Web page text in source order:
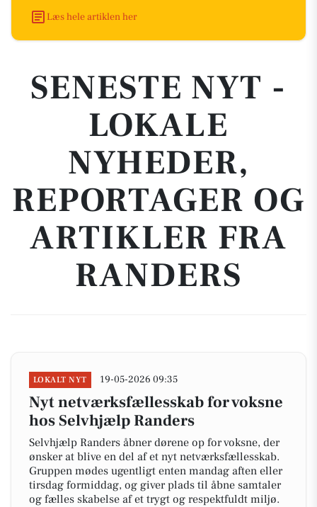
Læs hele artiklen her
SENESTE NYT -
LOKALE
NYHEDER,
REPORTAGER OG
ARTIKLER FRA
RANDERS
LOKALT NYT 19-05-2026 09:35
Nyt netværksfællesskab for voksne
hos Selvhjælp Randers
Selvhjælp Randers åbner dørene op for voksne, der
ønsker at blive en del af et nyt netværksfællesskab.
Gruppen mødes ugentligt enten mandag aften eller
tirsdag formiddag, og giver plads til åbne samtaler
og fælles skabelse af et trygt og respektfuldt miljø.